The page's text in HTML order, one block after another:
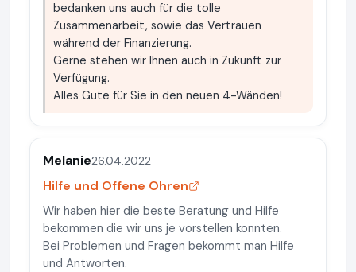
bedanken uns auch für die tolle
Zusammenarbeit, sowie das Vertrauen
während der Finanzierung.
Gerne stehen wir Ihnen auch in Zukunft zur
Verfügung.
Alles Gute für Sie in den neuen 4-Wänden!
Melanie26.04.2022
Hilfe und Offene Ohren
Wir haben hier die beste Beratung und Hilfe
bekommen die wir uns je vorstellen konnten.
Bei Problemen und Fragen bekommt man Hilfe
und Antworten.